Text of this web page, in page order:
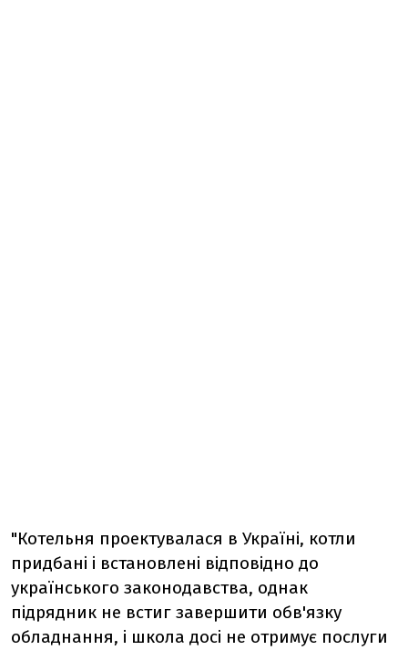
"Котельня проектувалася в Україні, котли
придбані і встановлені відповідно до
українського законодавства, однак
підрядник не встиг завершити обв'язку
обладнання, і школа досі не отримує послуги